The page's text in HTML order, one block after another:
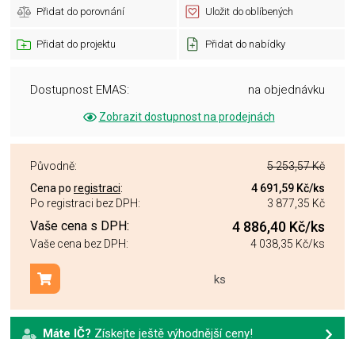
Přidat do porovnání Uložit do oblíbených
Přidat do projektu Přidat do nabídky
Dostupnost EMAS: na objednávku
Zobrazit dostupnost na prodejnách
Původně:
5 253,57 Kč
Cena po registraci: 4 691,59 Kč/ks
Po registraci bez DPH:
3 877,35 Kč
Vaše cena s DPH: 4 886,40 Kč/ks
Vaše cena bez DPH: 4 038,35 Kč/ks
ks
Přidat do košíku
Máte IČ? Získejte ještě výhodnější ceny!